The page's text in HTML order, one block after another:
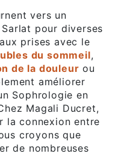
vers un
pour diverses
prises avec le
du sommeil,
de la douleur ou
améliorer
Sophrologie en
Magali Ducret,
la connexion entre
croyons que
de nombreuses